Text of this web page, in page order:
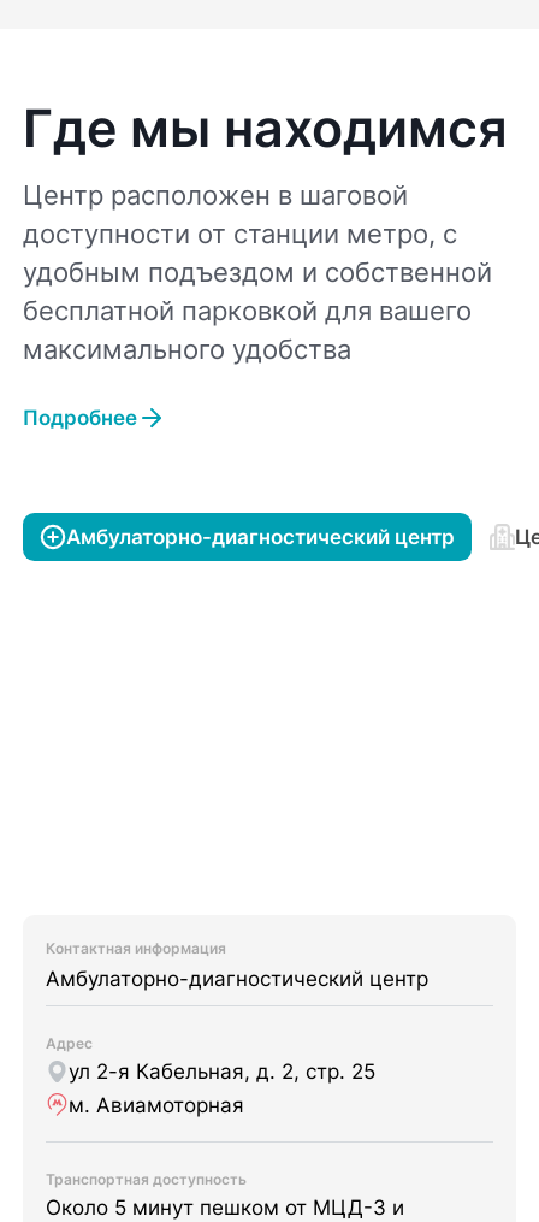
Где мы находимся
Центр расположен в шаговой
доступности от станции метро, с
удобным подъездом и собственной
бесплатной парковкой для вашего
максимального удобства
Подробнее
Амбулаторно-диагностический центр
Контактная информация
Амбулаторно-диагностический центр
Адрес
ул 2-я Кабельная, д. 2, стр. 25
м. Авиамоторная
Транспортная доступность
Около 5 минут пешком от МЦД-3 и